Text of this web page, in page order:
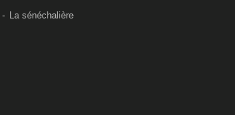
La sénéchalière